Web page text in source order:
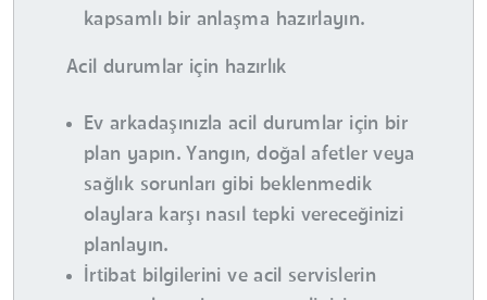
kapsamlı bir anlaşma hazırlayın.
Acil durumlar için hazırlık
Ev arkadaşınızla acil durumlar için bir
plan yapın. Yangın, doğal afetler veya
sağlık sorunları gibi beklenmedik
olaylara karşı nasıl tepki vereceğinizi
planlayın.
İrtibat bilgilerini ve acil servislerin